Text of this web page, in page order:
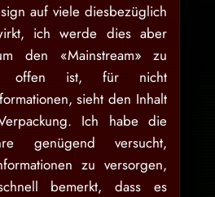
auf viele diesbezüglich
ich werde dies aber
den «Mainstream» zu
offen ist, für nicht
sieht den Inhalt
Ich habe die
genügend versucht,
zu versorgen,
bemerkt, dass es